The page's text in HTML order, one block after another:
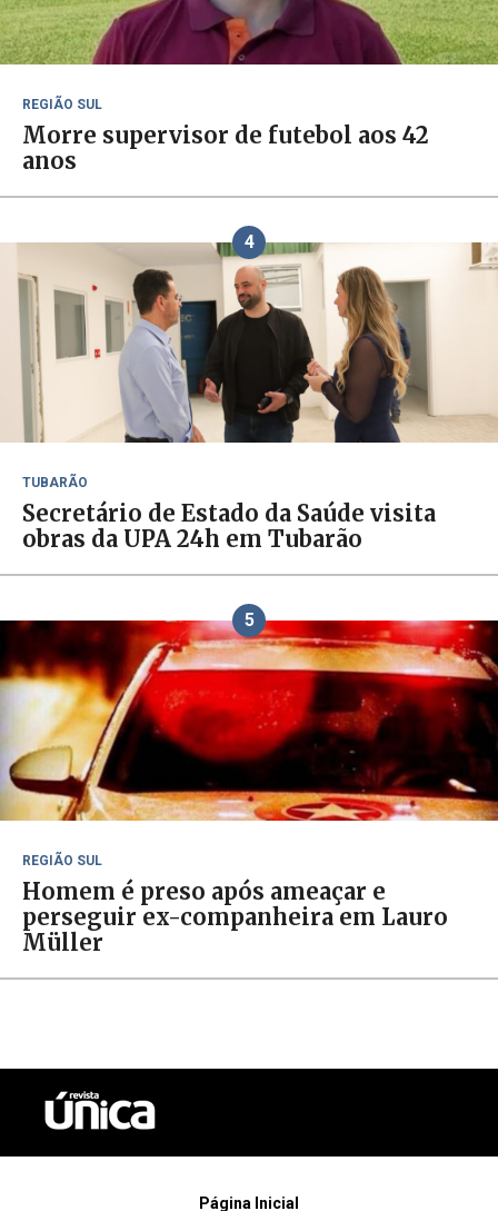
REGIÃO SUL
Morre supervisor de futebol aos 42
anos
4
TUBARÃO
Secretário de Estado da Saúde visita
obras da UPA 24h em Tubarão
5
REGIÃO SUL
Homem é preso após ameaçar e
perseguir ex-companheira em Lauro
Müller
Página Inicial